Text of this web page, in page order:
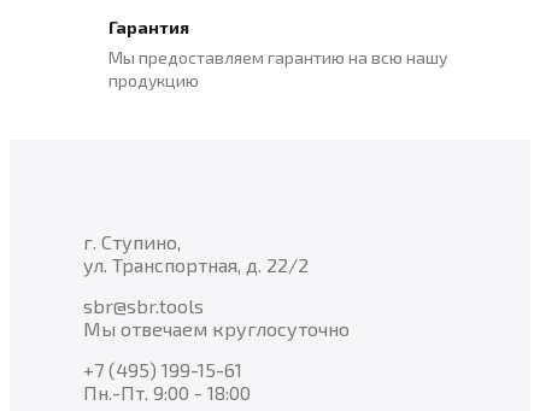
Гарантия
Мы предоставляем гарантию на всю нашу
продукцию
г. Ступино,
ул. Транспортная, д. 22/2
sbr@sbr.tools
Мы отвечаем круглосуточно
+7 (495) 199-15-61
Пн.-Пт. 9:00 - 18:00